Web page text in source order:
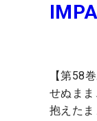
【第58
せぬま
抱えた